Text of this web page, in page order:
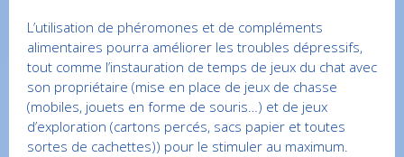
L’utilisation de phéromones et de compléments
alimentaires pourra améliorer les troubles dépressifs,
tout comme l’instauration de temps de jeux du chat avec
son propriétaire (mise en place de jeux de chasse
(mobiles, jouets en forme de souris…) et de jeux
d’exploration (cartons percés, sacs papier et toutes
sortes de cachettes)) pour le stimuler au maximum.